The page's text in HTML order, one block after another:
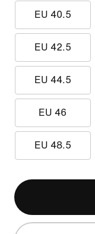
EU 40.5
EU 42.5
EU 44.5
EU 46
EU 48.5